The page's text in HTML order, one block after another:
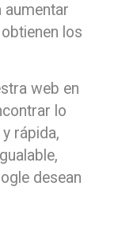
aumentar
los
web en
lo
rápida,
desean